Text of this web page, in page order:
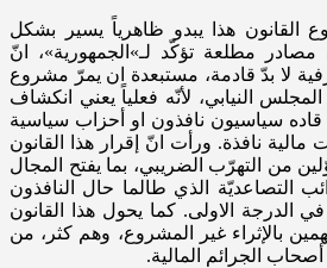
هذا يبدو ظاهرياً يسير بشكل
مطلعة تؤكّد لـ»الجمهورية»، انّ
لا بدّ قادمة، مستبعدة ان يمرّ مشروع
النيابي، لأنّه فعلياً يعني انكشاف
سياسيون نافذون او أحزاب سياسية
نافذة. ورأت انّ إقرار هذا القانون
من التهرّب الضريبي، بما يفتح المجال
التصاعديّة الذي طالما حال النافذون
الدرجة الاولى. كما يحول هذا القانون
بالإثراء غير المشروع، وهم كثر، من
الجرائم المالية.